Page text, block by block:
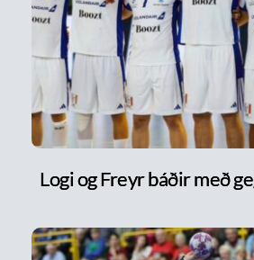
Logi og Freyr báðir með